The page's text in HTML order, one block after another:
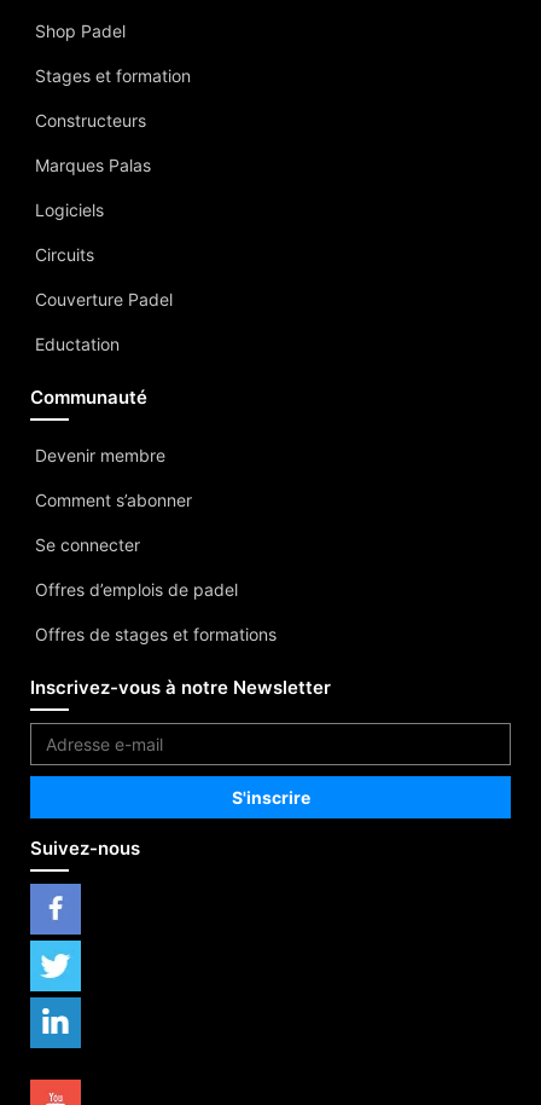
Shop Padel
Stages et formation
Constructeurs
Marques Palas
Logiciels
Circuits
Couverture Padel
Eductation
Communauté
Devenir membre
Comment s’abonner
Se connecter
Offres d’emplois de padel
Offres de stages et formations
Inscrivez-vous à notre Newsletter
Suivez-nous